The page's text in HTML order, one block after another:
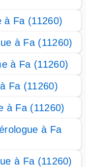
à Fa (11260)
à Fa (11260)
à Fa (11260)
Fa (11260)
à Fa (11260)
à Fa
à Fa (11260)